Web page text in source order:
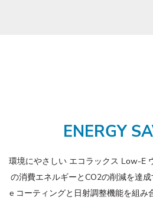
ENERGY
環境にやさしい エコラックス Low-E
の消費エネルギーとCO2の削減を達
e コーティングと日射調整機能を組み